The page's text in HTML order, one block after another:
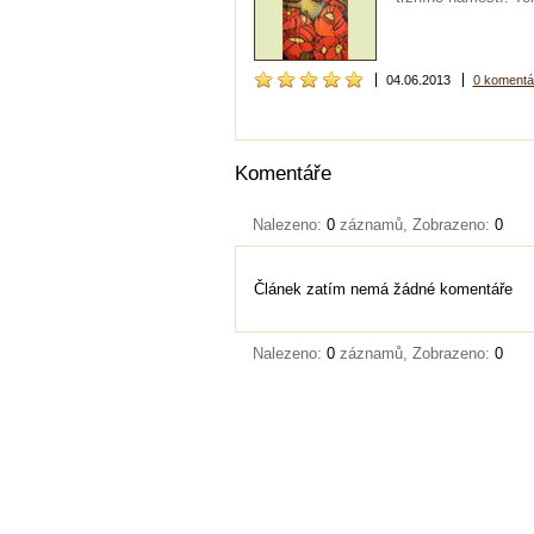
04.06.2013 0
Komentáře
Nalezeno: 0 záznamů, Zobrazeno: 0
Článek zatím nemá žádné komentáře
Nalezeno: 0 záznamů, Zobrazeno: 0